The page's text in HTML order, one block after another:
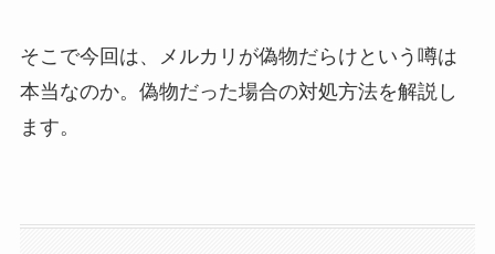
そこで今回は、メルカリが偽物だらけという噂は
本当なのか。偽物だった場合の対処方法を解説し
ます。